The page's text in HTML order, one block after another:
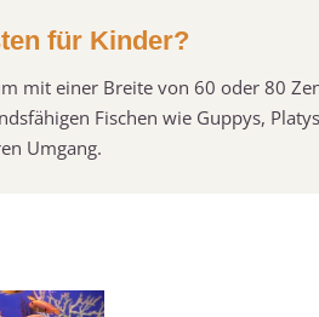
für Kinder?
mit einer Breite von 60 oder 80
Fischen wie Guppys,
Umgang.